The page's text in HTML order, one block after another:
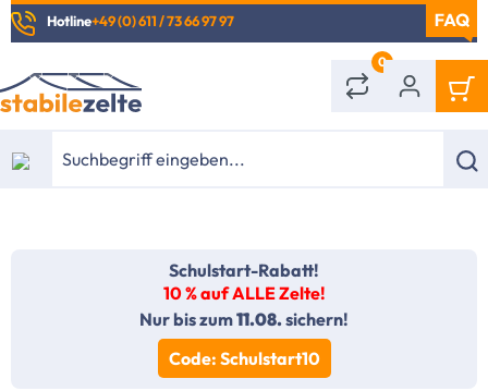
springen
Hotline+49 (0) 611 / 73 66 97 97
0
Schulstart-Rabatt!
10 % auf ALLE Zelte!
Nur bis zum11.08.sichern!
Code: Schulstart10